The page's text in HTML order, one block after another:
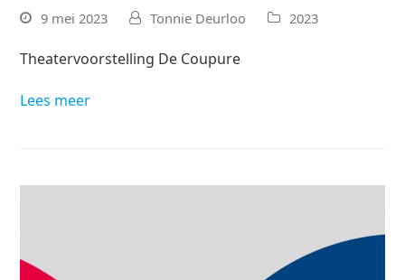
9 mei 2023 Tonnie Deurloo 2023
Theatervoorstelling De Coupure
Lees meer